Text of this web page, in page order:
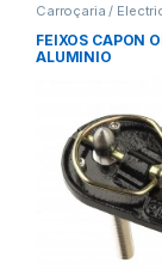
Carroçaria /
Fixação
FEIXOS CAPON
ALUMINIO